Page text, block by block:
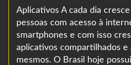
Aplicativos A cada dia
pessoas com acesso à
smartphones e com isso
aplicativos compartilhados e
mesmos. O Brasil hoje